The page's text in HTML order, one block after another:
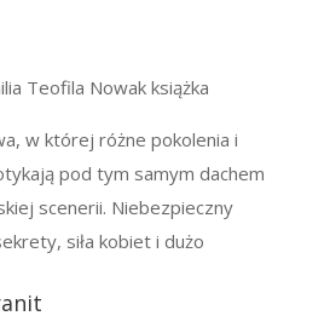
w której różne pokolenia i
pod tym samym dachem
scenerii. Niebezpieczny
siła kobiet i dużo